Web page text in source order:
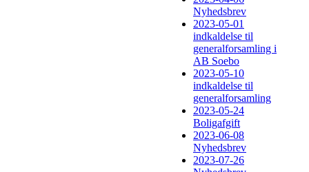
Nyhedsbrev
2023-05-01
indkaldelse til
generalforsamling i
AB Soebo
2023-05-10
indkaldelse til
generalforsamling
2023-05-24
Boligafgift
2023-06-08
Nyhedsbrev
2023-07-26